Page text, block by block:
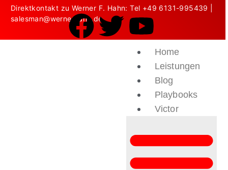
Direktkontakt zu Werner F. Hahn: Tel +49 6131-995439
salesman@wernerhahn.de
Home
Leistungen
Blog
Playbooks
Victor